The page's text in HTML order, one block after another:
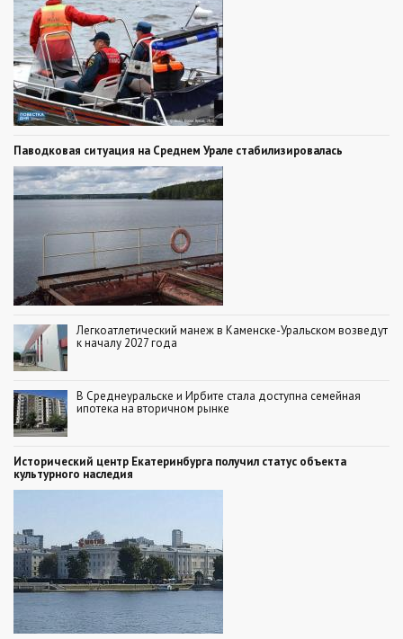
Паводковая ситуация на Среднем Урале стабилизировалась
Легкоатлетический манеж в Каменске-Уральском возведут
к началу 2027 года
В Среднеуральске и Ирбите стала доступна семейная
ипотека на вторичном рынке
Исторический центр Екатеринбурга получил статус объекта
культурного наследия